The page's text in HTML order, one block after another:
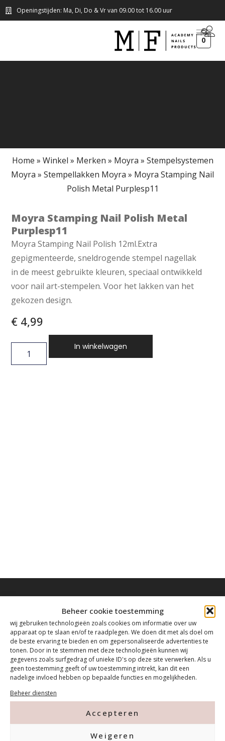
Beheer cookie toestemming
wij gebruiken technologieën zoals cookies om informatie over uw
apparaat op te slaan en/of te raadplegen. We doen dit met als doel om
de beste ervaring te bieden en om gepersonaliseerde advertenties te
tonen. Door in te stemmen met deze technologieën kunnen wij
gegevens zoals surfgedrag of unieke ID's op deze site verwerken. Als u
geen toestemming geeft of uw toestemming intrekt, kan dit een
nadelige invloed hebben op bepaalde functies en mogelijkheden.
Beheer diensten
Accepteren
Weigeren
Openingstijden: Ma, Di, Do & Vr van 09.00 tot 16.00 uur
0
Home » Winkel » Merken » Moyra » Stempelsystemen
Moyra » Stempellakken Moyra » Moyra Stamping Nail
Polish Metal Purplesp11
Moyra Stamping Nail Polish Metal
Purplesp11
Moyra Stamping Nail Polish 12ml.Extra
gepigmenteerde, sneldrogende stempel nagellak
in de meest gebruikte kleuren, speciaal ontwikkeld
voor nail art-stempelen. Voor het lakken van het
gekozen design.
€ 4,99
In winkelwagen
Contact
Tanthofdreef 7 2623 EW Delft
015-2120822